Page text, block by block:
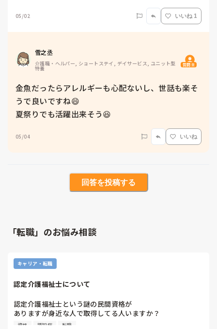
05/02 いいね 1
雪之丞
介護職・ヘルパー, ショートステイ, デイサービス, ユニット型
特養 質問主
金魚だったらアレルギーも心配ないし、世話も楽そ
うで良いですね😄
夏祭りでも活躍出来そう😆
05/04 いいね
回答を投稿する
「転職」のお悩み相談
キャリア・転職
認定介護福祉士について
認定介護福祉士という謎の民間資格が
ありますが身近な人で取得してる人いますか？
資格 認知症 転職